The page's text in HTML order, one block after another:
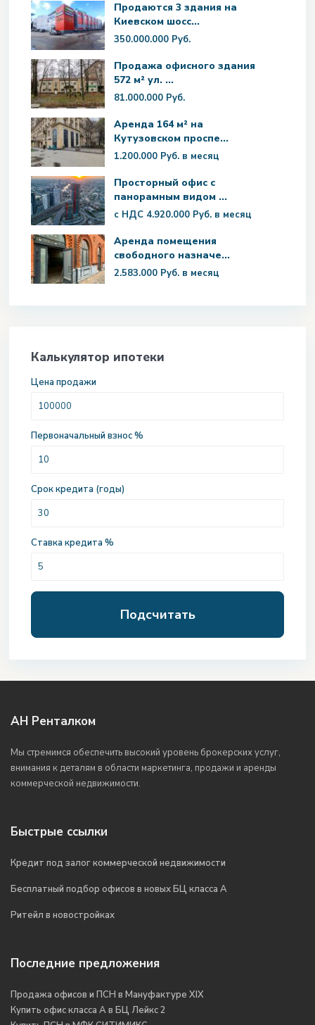
Продаются 3 здания на
Киевском шосс...
350.000.000 Руб.
Продажа офисного здания
572 м² ул. ...
81.000.000 Руб.
Аренда 164 м² на
Кутузовском проспе...
1.200.000 Руб. в месяц
Просторный офис с
панорамным видом ...
с НДС 4.920.000 Руб. в месяц
Аренда помещения
свободного назначе...
2.583.000 Руб. в месяц
Калькулятор ипотеки
Цена продажи
Первоначальный взнос %
Срок кредита (годы)
Ставка кредита %
Подсчитать
АН Ренталком
Мы стремимся обеспечить высокий уровень брокерских услуг,
внимания к деталям в области маркетинга, продажи и аренды
коммерческой недвижимости.
Быстрые ссылки
Кредит под залог коммерческой недвижимости
Бесплатный подбор офисов в новых БЦ класса А
Ритейл в новостройках
Последние предложения
Продажа офисов и ПСН в Мануфактуре XIX
Купить офис класса А в БЦ Лейкс 2